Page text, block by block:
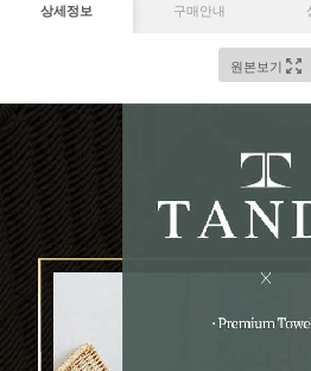
상세정보 구매안내
원본보기